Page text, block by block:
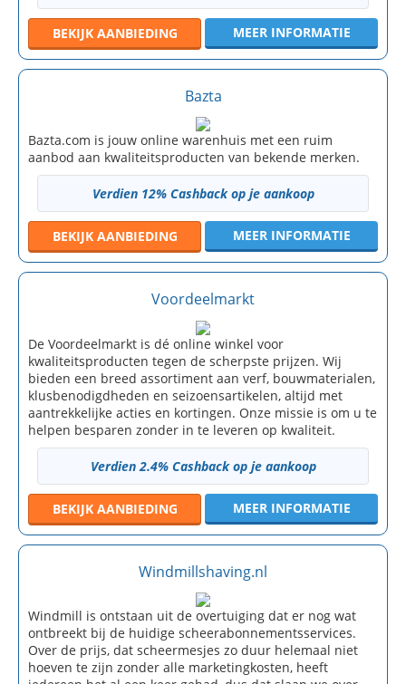
BEKIJK AANBIEDING MEER INFORMATIE
Bazta
Bazta.com is jouw online warenhuis met een ruim
aanbod aan kwaliteitsproducten van bekende merken.
Verdien 12% Cashback op je aankoop
BEKIJK AANBIEDING MEER INFORMATIE
Voordeelmarkt
De Voordeelmarkt is dé online winkel voor
kwaliteitsproducten tegen de scherpste prijzen. Wij
bieden een breed assortiment aan verf, bouwmaterialen,
klusbenodigdheden en seizoensartikelen, altijd met
aantrekkelijke acties en kortingen. Onze missie is om u te
helpen besparen zonder in te leveren op kwaliteit.
Verdien 2.4% Cashback op je aankoop
BEKIJK AANBIEDING MEER INFORMATIE
Windmillshaving.nl
Windmill is ontstaan uit de overtuiging dat er nog wat
ontbreekt bij de huidige scheerabonnementsservices.
Over de prijs, dat scheermesjes zo duur helemaal niet
hoeven te zijn zonder alle marketingkosten, heeft